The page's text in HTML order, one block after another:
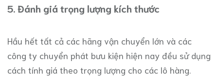
5. Đánh giá trọng lượng kích thước
Hầu hết tất cả các hãng vận chuyển lớn và các
công ty chuyển phát bưu kiện hiện nay đều sử dụng
cách tính giá theo trọng lượng cho các lô hàng.